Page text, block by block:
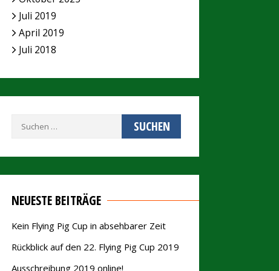
Juli 2019
April 2019
Juli 2018
Suchen
NEUESTE BEITRÄGE
Kein Flying Pig Cup in absehbarer Zeit
Rückblick auf den 22. Flying Pig Cup 2019
Ausschreibung 2019 online!